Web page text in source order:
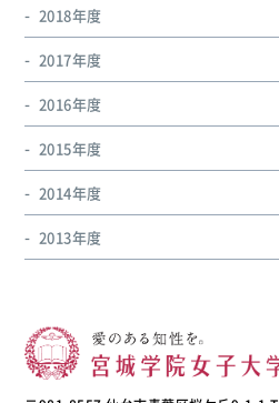
2018年度
2017年度
2016年度
2015年度
2014年度
2013年度